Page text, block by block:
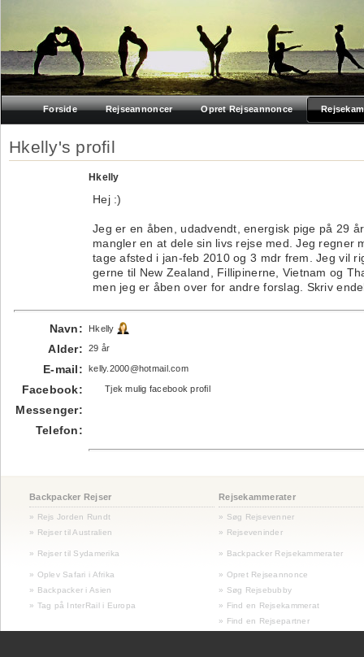
Forside Rejseannoncer Opret Rejseannonce
Hkelly's profil
Hkelly
Hej :)
Jeg er en åben, udadvendt, energisk pige på 29
mangler en at dele sin livs rejse med. Jeg regner
tage afsted i jan-feb 2010 og 3 mdr frem. Jeg vil
gerne til New Zealand, Fillipinerne, Vietnam og
men jeg er åben over for andre forslag. Skriv
Navn: Hkelly
Alder: 29 år
E-mail: kelly.2000@hotmail.com
Facebook: Tjek mulig facebook profil
Messenger:
Telefon:
Backpacker Rejser Rejsekammerater
» Rejs Jorden Rundt
» Søg Rejsevenner
» Rejser til Australien
» Rejseveninder
» Rejser til Sydamerika » Backpacker Rejsekammerater
» Oplev Safari i Afrika
» Opret Rejseannonce
» Backpacker i Asien
» Søg Rejsebubby
» Tag på InterRail i Europa
» Find en Rejsekammerat
» Find en Rejsepartner